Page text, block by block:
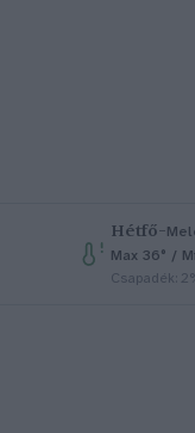
Hétfő–
Max 36° /
Csapadék: